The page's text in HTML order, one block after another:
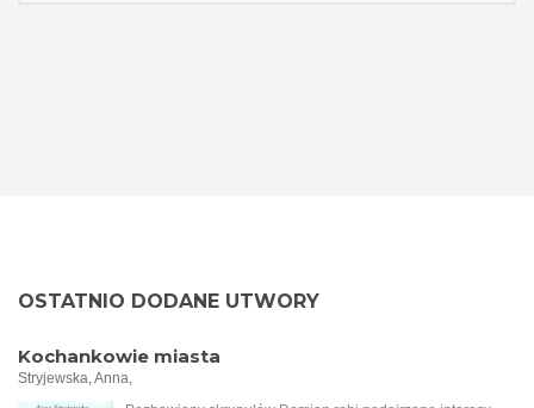
OSTATNIO DODANE UTWORY
Kochankowie miasta
Stryjewska, Anna,